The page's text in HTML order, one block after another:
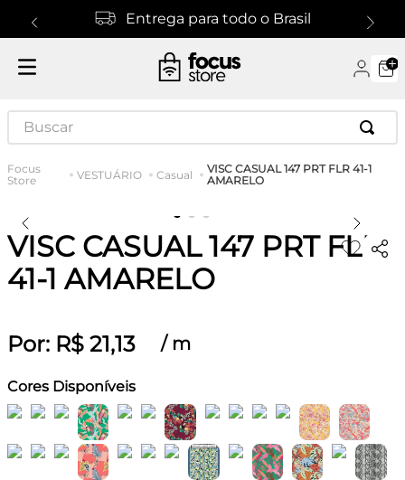
Entrega para todo o Brasil
Buscar
VESTUÁRIO Casual
VISC CASUAL 147 PRT FLR 41-1
AMARELO
VISC CASUAL 147 PRT FLR
41-1 AMARELO
Por: R$ 21,13 / m
Cores Disponíveis